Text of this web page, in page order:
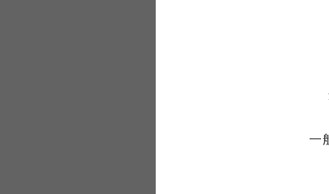
一
独自特許の多面形状でインプ
ハーキンドスキャンボディは